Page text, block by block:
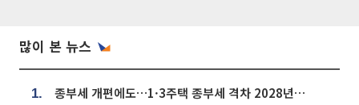
많이 본 뉴스
1. 종부세 개편에도…1·3주택 종부세 격차 2028년부터 확대